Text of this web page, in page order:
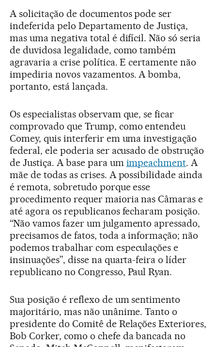
A solicitação de documentos pode ser
indeferida pelo Departamento de Justiça,
mas uma negativa total é difícil. Não só seria
de duvidosa legalidade, como também
agravaria a crise política. E certamente não
impediria novos vazamentos. A bomba,
portanto, está lançada.
Os especialistas observam que, se ficar
comprovado que Trump, como entendeu
Comey, quis interferir em uma investigação
federal, ele poderia ser acusado de obstrução
de Justiça. A base para um impeachment. A
mãe de todas as crises. A possibilidade ainda
é remota, sobretudo porque esse
procedimento requer maioria nas Câmaras e
até agora os republicanos fecharam posição.
“Não vamos fazer um julgamento apressado,
precisamos de fatos, toda a informação; não
podemos trabalhar com especulações e
insinuações”, disse na quarta-feira o líder
republicano no Congresso, Paul Ryan.
Sua posição é reflexo de um sentimento
majoritário, mas não unânime. Tanto o
presidente do Comitê de Relações Exteriores,
Bob Corker, como o chefe da bancada no